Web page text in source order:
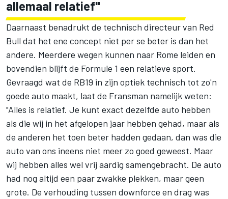
allemaal relatief"
Daarnaast benadrukt de technisch directeur van Red
Bull dat het ene concept niet per se beter is dan het
andere. Meerdere wegen kunnen naar Rome leiden en
bovendien blijft de Formule 1 een relatieve sport.
Gevraagd wat de RB19 in zijn optiek technisch tot zo'n
goede auto maakt, laat de Fransman namelijk weten:
"Alles is relatief. Je kunt exact dezelfde auto hebben
als die wij in het afgelopen jaar hebben gehad, maar als
de anderen het toen beter hadden gedaan, dan was die
auto van ons ineens niet meer zo goed geweest. Maar
wij hebben alles wel vrij aardig samengebracht. De auto
had nog altijd een paar zwakke plekken, maar geen
grote. De verhouding tussen downforce en drag was